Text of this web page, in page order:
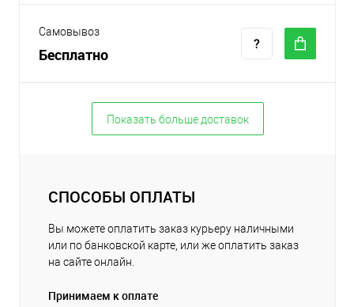
Самовывоз
Бесплатно
Показать больше доставок
СПОСОБЫ ОПЛАТЫ
Вы можете оплатить заказ курьеру наличными
или по банковской карте, или же оплатить заказ
на сайте онлайн.
Принимаем к оплате